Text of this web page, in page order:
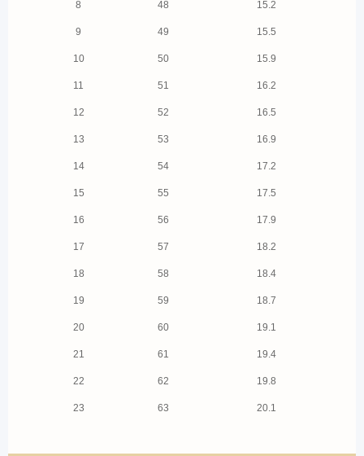
8 48 15.2
9 49 15.5
10 50 15.9
11 51 16.2
12 52 16.5
13 53 16.9
14 54 17.2
15 55 17.5
16 56 17.9
17 57 18.2
18 58 18.4
19 59 18.7
20 60 19.1
21 61 19.4
22 62 19.8
23 63 20.1